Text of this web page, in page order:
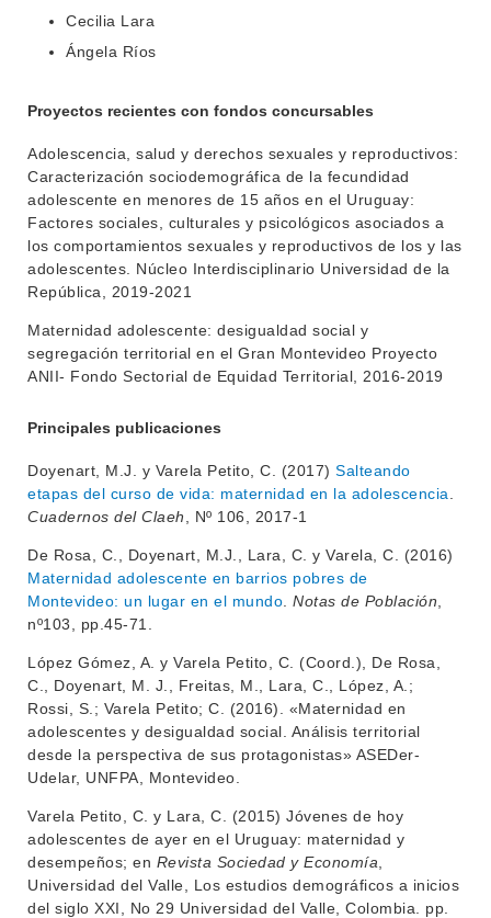
INSTITUCIONAL
DEPARTAMENTOS
ENSEÑANZA
INVESTIGACIÓN
EVA FCS
OFERTA DE GRADO
EDUCACIÓN PERMANENTE
MOVILIDAD ACADÉMICA
BIBLIOTECA
Cecilia Lara
Ángela Ríos
Proyectos recientes con fondos concursables
Adolescencia, salud y derechos sexuales y reproductivos:
Caracterización sociodemográfica de la fecundidad
adolescente en menores de 15 años en el Uruguay:
Factores sociales, culturales y psicológicos asociados a
los comportamientos sexuales y reproductivos de los y las
adolescentes. Núcleo Interdisciplinario Universidad de la
República, 2019-2021
Maternidad adolescente: desigualdad social y
segregación territorial en el Gran Montevideo Proyecto
ANII- Fondo Sectorial de Equidad Territorial, 2016-2019
Principales publicaciones
Doyenart, M.J. y Varela Petito, C. (2017) Salteando
etapas del curso de vida: maternidad en la adolescencia
Cuadernos del Claeh , Nº 106, 2017-1
De Rosa, C., Doyenart, M.J., Lara, C. y Varela, C. (2016)
Maternidad adolescente en barrios pobres de
Montevideo: un lugar en el mundo Notas de Población
nº103, pp.45-71.
López Gómez, A. y Varela Petito, C. (Coord.), De Rosa,
C., Doyenart, M. J., Freitas, M., Lara, C., López, A.;
Rossi, S.; Varela Petito; C. (2016). «Maternidad en
adolescentes y desigualdad social. Análisis territorial
desde la perspectiva de sus protagonistas» ASEDer-
Udelar, UNFPA, Montevideo.
Varela Petito, C. y Lara, C. (2015) Jóvenes de hoy
adolescentes de ayer en el Uruguay: maternidad y
desempeños; en Revista Sociedad y Economía
Universidad del Valle, Los estudios demográficos a inicios
del siglo XXI, No 29 Universidad del Valle, Colombia. pp.